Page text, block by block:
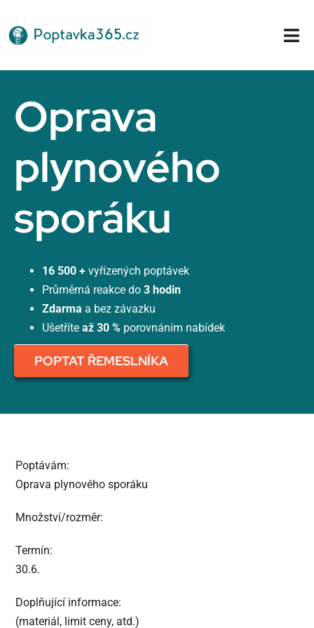
na
obsah
Oprava
plynového
sporáku
16 500 + vyřízených poptávek
Průměrná reakce do 3 hodin
Zdarma a bez závazku
Ušetříte až 30 %porovnáním nabídek
POPTAT ŘEMESLNÍKA
Poptávám:
Oprava plynového sporáku
Množství/rozměr:
Termín:
30.6.
Doplňující informace:
(materiál, limit ceny, atd.)